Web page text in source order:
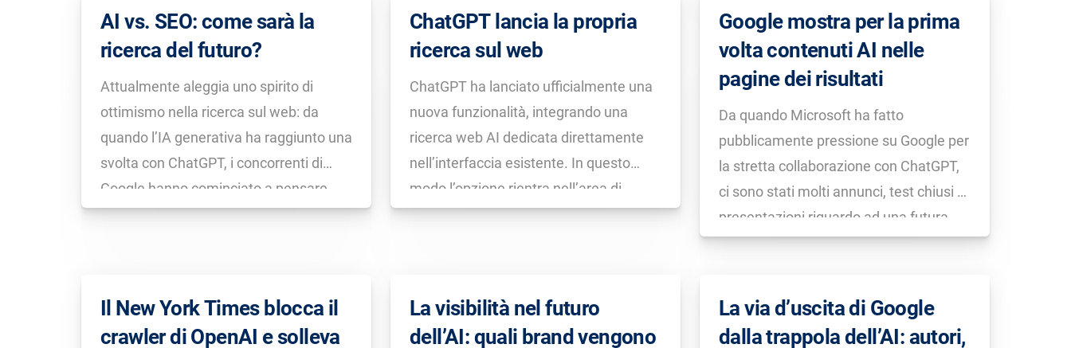
Google, la distinzione tra chatbot e
ricerca […]
AI vs. SEO: come sarà la
ricerca del futuro?
Attualmente aleggia uno spirito di
ottimismo nella ricerca sul web: da
quando l’IA generativa ha raggiunto una
svolta con ChatGPT, i concorrenti di
Google hanno cominciato a pensare
che sia finalmente arrivata l’occasione
ChatGPT lancia la propria
ricerca sul web
ChatGPT ha lanciato ufficialmente una
nuova funzionalità, integrando una
ricerca web AI dedicata direttamente
nell’interfaccia esistente. In questo
modo l’opzione rientra nell’area di
familiarità degli utenti, al contrario del
momento disponibile solo per gli utenti
[…]
Google mostra per la prima
volta contenuti AI nelle
pagine dei risultati
Da quando Microsoft ha fatto
pubblicamente pressione su Google per
la stretta collaborazione con ChatGPT,
ci sono stati molti annunci, test chiusi e
presentazioni riguardo ad una futura
integrazione. I contenuti AI non erano
Google… finora! Da […]
Il New York Times blocca il
crawler di OpenAI e solleva
La visibilità nel futuro
dell’AI: quali brand vengono
La via d’uscita di Google
dalla trappola dell’AI: autori,